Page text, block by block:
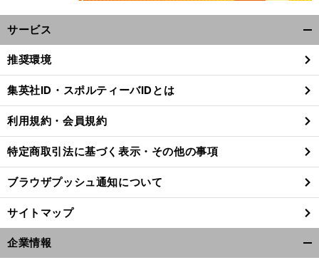
サービス
閉
る
推奨環境
集英社ID・スポルティーバIDとは
利用規約・会員規約
特定商取引法に基づく表示・その他の事項
ブラウザプッシュ通知について
サイトマップ
企業情報